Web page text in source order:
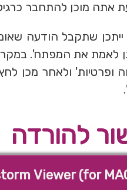
אתה מוכן להתחבר
לאמת את המפתח'.
ופרטיות' ולאחר מכן
להורדה
Viewer (for